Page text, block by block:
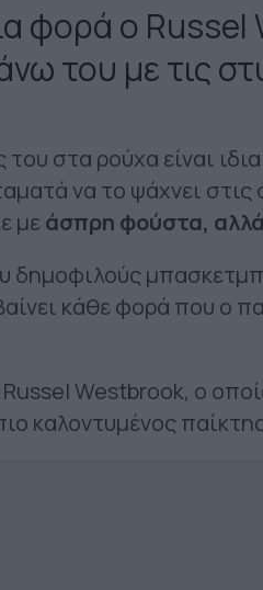
φορά ο
του με τις
στα ρούχα είναι
να το ψάχνει στις
μεάσπρη φούστα, αλλά
δημοφιλούς
κάθε φορά που ο
Westbrook, ο
καλοντυμένος